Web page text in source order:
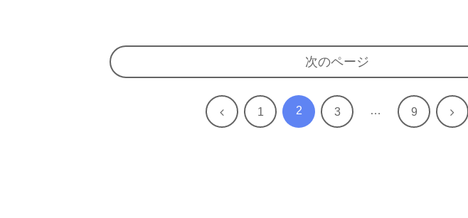
次のページ
前 1 2 3 … 9 次